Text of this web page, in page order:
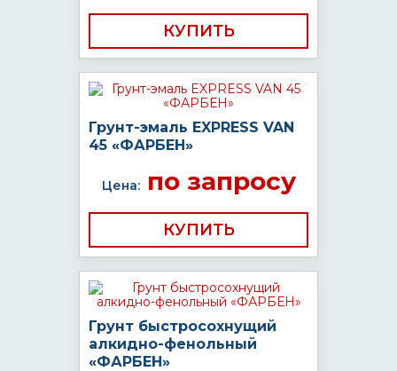
КУПИТЬ
Грунт-эмаль EXPRESS VAN
45 «ФАРБЕН»
Цена:по запросу
КУПИТЬ
Грунт быстросохнущий
алкидно-фенольный
«ФАРБЕН»